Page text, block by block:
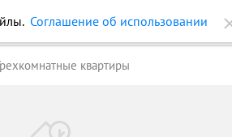
квартиры
Соглашение об использовании